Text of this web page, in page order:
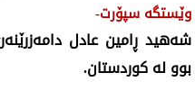
وێستگە سپۆرت-
شەهید ڕامین عادل
بوو لە کوردستان.